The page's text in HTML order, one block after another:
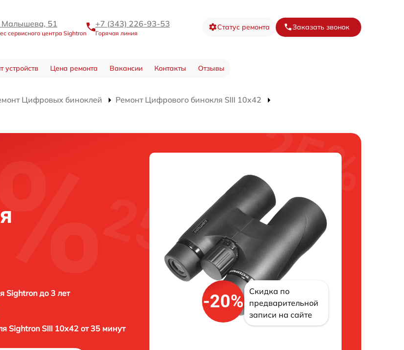
Малышева, 51
сервисного центра Sightron
+7 (343) 226-93-53
Горячая линия
Статус ремонта Заказать звонок
устройств Цена ремонта Вакансии Контакты Отзывы
Цифровых биноклей
Ремонт Цифрового бинокля SIII 10x42
Sightron до 3 лет
Sightron SIII 10x42 от 35 минут
-20%
Скидка по
предварительной
записи на сайте